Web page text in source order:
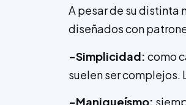
A pesar de su distinta
diseñados con
-Simplicidad: como
suelen ser complejos.
-Maniqueísmo: